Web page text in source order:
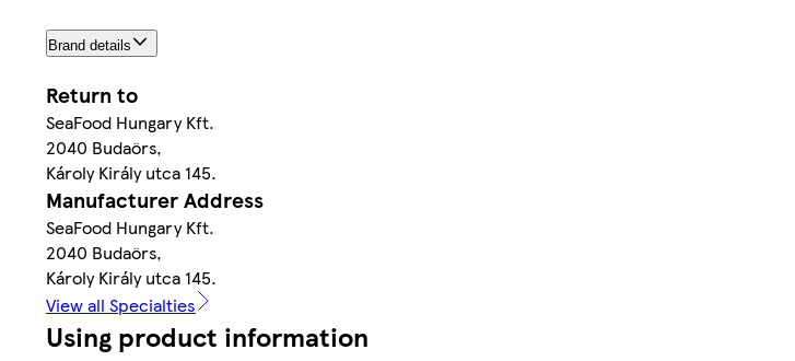
Brand details
Return to
SeaFood Hungary Kft.
2040 Budaörs,
Károly Király utca 145.
Manufacturer Address
SeaFood Hungary Kft.
2040 Budaörs,
Károly Király utca 145.
View all Specialties
Using product information